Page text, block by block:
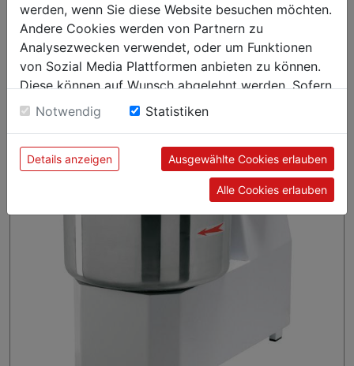
^
^
IN DEN WARENKORB
werden, wenn Sie diese Website besuchen möchten.
Andere Cookies werden von Partnern zu
Analysezwecken verwendet, oder um Funktionen
von Sozial Media Plattformen anbieten zu können.
Diese können auf Wunsch abgelehnt werden. Sofern
sie unsere Webseite weiter nutzen, geben Sie
Einwilligung zu unseren Cookies.
Notwendig Statistiken
Details anzeigen Ausgewählte Cookies erlauben
Alle Cookies erlauben